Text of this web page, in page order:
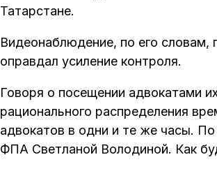
Татарстане.
Видеонаблюдение, по его словам,
оправдал усиление контроля.
Говоря о посещении адвокатами
рационального распределения
адвокатов в одни и те же часы.
ФПА Светланой Володиной. Как